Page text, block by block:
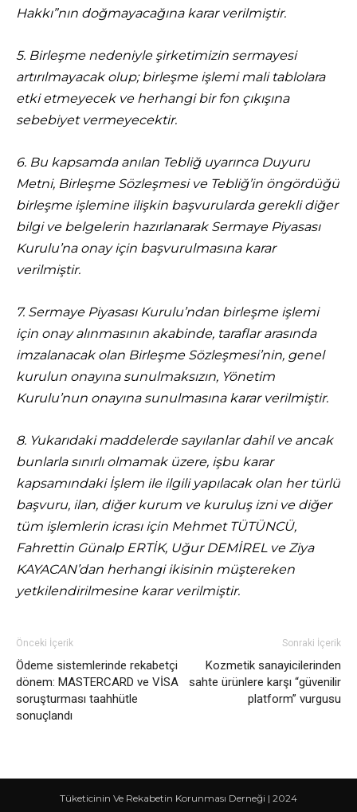
Hakkı”nın doğmayacağına karar verilmiştir.
5. Birleşme nedeniyle şirketimizin sermayesi
artırılmayacak olup; birleşme işlemi mali tablolara
etki etmeyecek ve herhangi bir fon çıkışına
sebebiyet vermeyecektir.
6. Bu kapsamda anılan Tebliğ uyarınca Duyuru
Metni, Birleşme Sözleşmesi ve Tebliğ’in öngördüğü
birleşme işlemine ilişkin başvurularda gerekli diğer
bilgi ve belgelerin hazırlanarak Sermaye Piyasası
Kurulu’na onay için başvurulmasına karar
verilmiştir.
7. Sermaye Piyasası Kurulu’ndan birleşme işlemi
için onay alınmasının akabinde, taraflar arasında
imzalanacak olan Birleşme Sözleşmesi’nin, genel
kurulun onayına sunulmaksızın, Yönetim
Kurulu’nun onayına sunulmasına karar verilmiştir.
8. Yukarıdaki maddelerde sayılanlar dahil ve ancak
bunlarla sınırlı olmamak üzere, işbu karar
kapsamındaki İşlem ile ilgili yapılacak olan her türlü
başvuru, ilan, diğer kurum ve kuruluş izni ve diğer
tüm işlemlerin icrası için Mehmet TÜTÜNCÜ,
Fahrettin Günalp ERTİK, Uğur DEMİREL ve Ziya
KAYACAN’dan herhangi ikisinin müştereken
yetkilendirilmesine karar verilmiştir.
Önceki İçerik
Ödeme sistemlerinde rekabetçi
dönem: MASTERCARD ve VİSA
soruşturması taahhütle
sonuçlandı
Sonraki İçerik
Kozmetik sanayicilerinden
sahte ürünlere karşı “güvenilir
platform” vurgusu
Tüketicinin Ve Rekabetin Korunması Derneği | 2024